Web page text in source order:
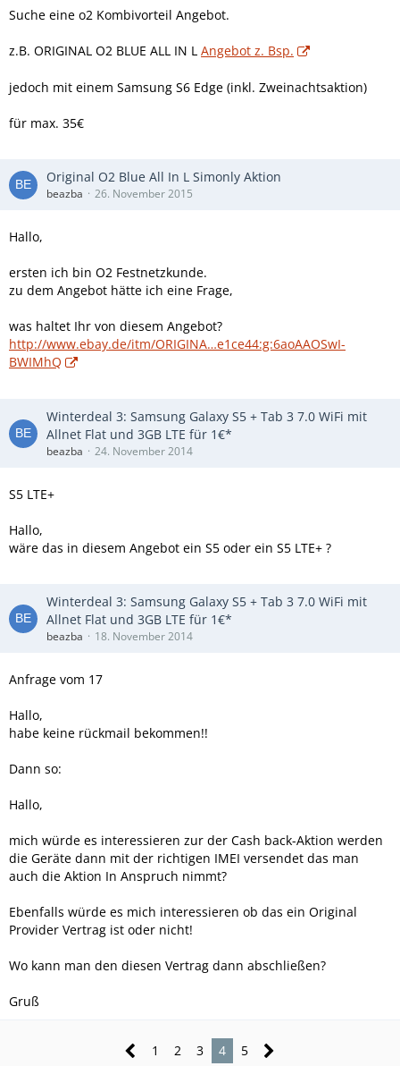
Suche eine o2 Kombivorteil Angebot.
z.B. ORIGINAL O2 BLUE ALL IN L Angebot z. Bsp.
jedoch mit einem Samsung S6 Edge (inkl. Zweinachtsaktion)
für max. 35€
Original O2 Blue All In L Simonly Aktion
beazba 26. November 2015
Hallo,
ersten ich bin O2 Festnetzkunde.
zu dem Angebot hätte ich eine Frage,
was haltet Ihr von diesem Angebot?
http://www.ebay.de/itm/ORIGINA…e1ce44:g:6aoAAOSwI-
BWIMhQ
Winterdeal 3: Samsung Galaxy S5 + Tab 3 7.0 WiFi mit
Allnet Flat und 3GB LTE für 1€*
beazba 24. November 2014
S5 LTE+
Hallo,
wäre das in diesem Angebot ein S5 oder ein S5 LTE+ ?
Winterdeal 3: Samsung Galaxy S5 + Tab 3 7.0 WiFi mit
Allnet Flat und 3GB LTE für 1€*
beazba 18. November 2014
Anfrage vom 17
Hallo,
habe keine rückmail bekommen!!
Dann so:
Hallo,
mich würde es interessieren zur der Cash back-Aktion werden
die Geräte dann mit der richtigen IMEI versendet das man
auch die Aktion In Anspruch nimmt?
Ebenfalls würde es mich interessieren ob das ein Original
Provider Vertrag ist oder nicht!
Wo kann man den diesen Vertrag dann abschließen?
Gruß
1 2 3 4 5